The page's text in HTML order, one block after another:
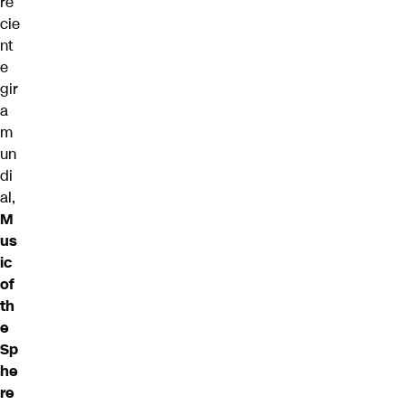
cie
nt
e
gir
a
m
un
di
al,
M
us
ic
of
th
e
Sp
he
re